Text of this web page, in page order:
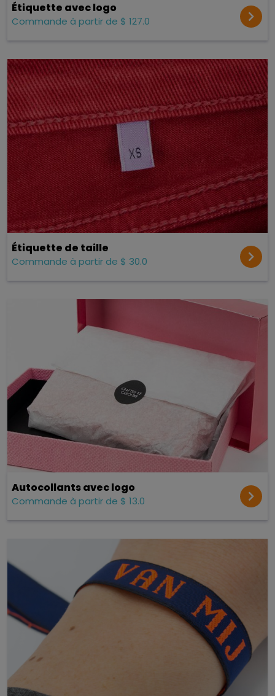
Étiquette avec logo
Commande à partir de $ 127.0
Étiquette de taille
Commande à partir de $ 30.0
Autocollants avec logo
Commande à partir de $ 13.0